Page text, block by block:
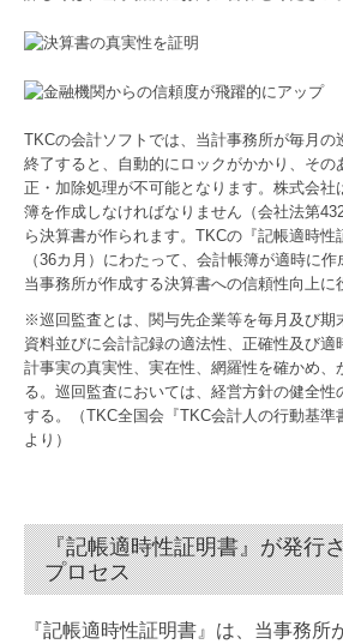
TKCの会計ソフトでは、当計事務所が毎月
終了すると、自動的にロックがかかり、その
正・加除処理が不可能となります。株式会社
簿を作成しなければなりません（会社法第
ら決算書が作られます。TKCの『記帳適時性
（36カ月）にわたって、会計帳簿が適時に作
当事務所が作成する決算書への信頼性向上に
※巡回監査とは、関与先企業等を毎月及び期
資料並びに会計記録の適法性、正確性及び適
計事実の真実性、実在性、網羅性を確かめ、
る。巡回監査においては、経営方針の健全性
する。（TKC全国会『TKC会計人の行動基準
より）
『記帳適時性証明書』が発行
プロセス
『記帳適時性証明書』は、当事務所